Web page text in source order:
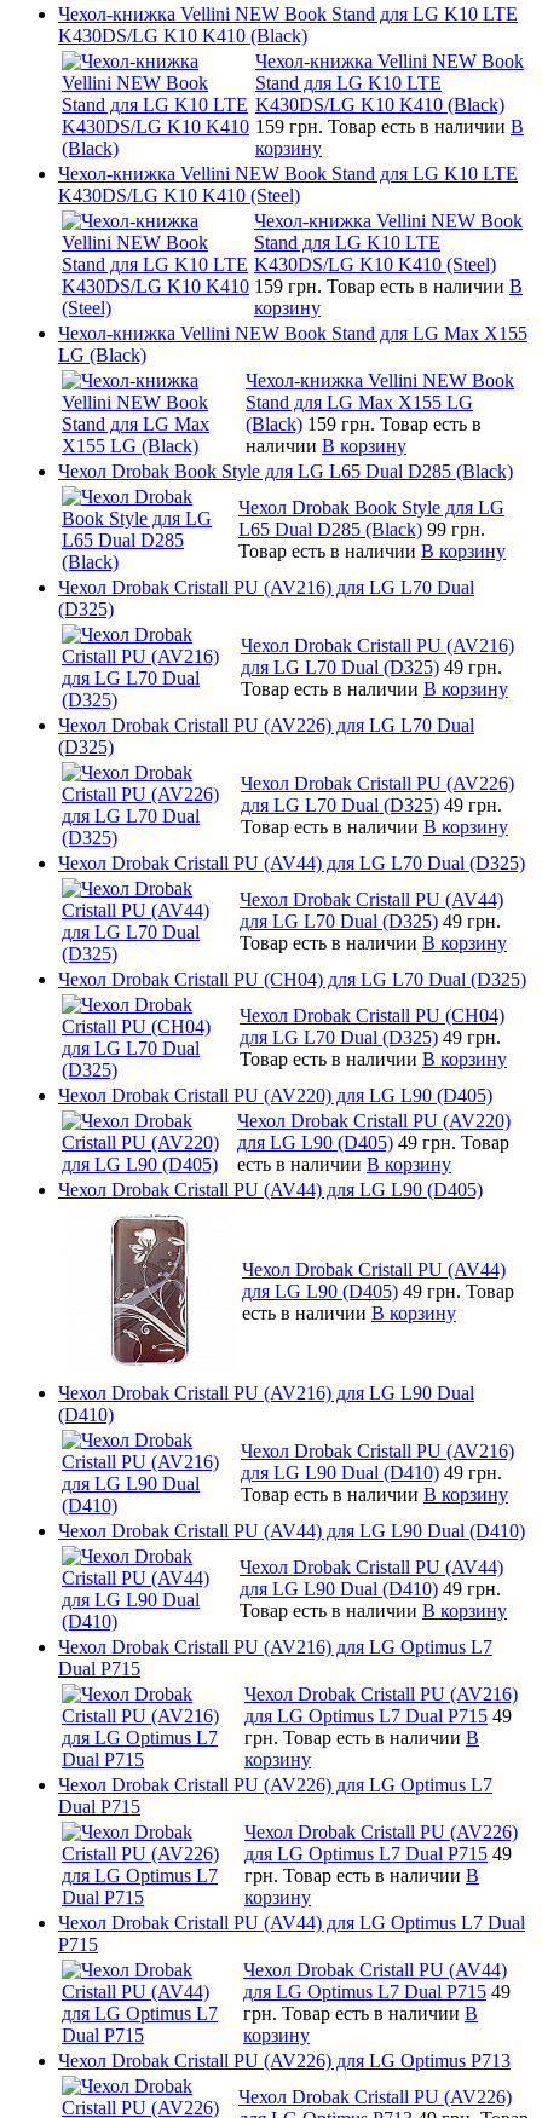
Чехол-книжка Vellini NEW Book Stand для LG K10 LTE
K430DS/LG K10 K410 (Black)
Чехол-книжка Vellini NEW Book
Stand для LG K10 LTE
K430DS/LG K10 K410 (Black)
159 грн. Товар есть в наличии В
корзину
Чехол-книжка Vellini NEW Book Stand для LG K10 LTE
K430DS/LG K10 K410 (Steel)
Чехол-книжка Vellini NEW Book
Stand для LG K10 LTE
K430DS/LG K10 K410 (Steel)
159 грн. Товар есть в наличии В
корзину
Чехол-книжка Vellini NEW Book Stand для LG Max X155
LG (Black)
Чехол-книжка Vellini NEW Book
Stand для LG Max X155 LG
(Black) 159 грн. Товар есть в
наличии В корзину
Чехол Drobak Book Style для LG L65 Dual D285 (Black)
Чехол Drobak Book Style для LG
L65 Dual D285 (Black) 99 грн.
Товар есть в наличии В корзину
Чехол Drobak Cristall PU (AV216) для LG L70 Dual
(D325)
Чехол Drobak Cristall PU (AV216)
для LG L70 Dual (D325) 49 грн.
Товар есть в наличии В корзину
Чехол Drobak Cristall PU (AV226) для LG L70 Dual
(D325)
Чехол Drobak Cristall PU (AV226)
для LG L70 Dual (D325) 49 грн.
Товар есть в наличии В корзину
Чехол Drobak Cristall PU (AV44) для LG L70 Dual (D325)
Чехол Drobak Cristall PU (AV44)
для LG L70 Dual (D325) 49 грн.
Товар есть в наличии В корзину
Чехол Drobak Cristall PU (CH04) для LG L70 Dual (D325)
Чехол Drobak Cristall PU (CH04)
для LG L70 Dual (D325) 49 грн.
Товар есть в наличии В корзину
Чехол Drobak Cristall PU (AV220) для LG L90 (D405)
Чехол Drobak Cristall PU (AV220)
для LG L90 (D405) 49 грн. Товар
есть в наличии В корзину
Чехол Drobak Cristall PU (AV44) для LG L90 (D405)
Чехол Drobak Cristall PU (AV44)
для LG L90 (D405) 49 грн. Товар
есть в наличии В корзину
Чехол Drobak Cristall PU (AV216) для LG L90 Dual
(D410)
Чехол Drobak Cristall PU (AV216)
для LG L90 Dual (D410) 49 грн.
Товар есть в наличии В корзину
Чехол Drobak Cristall PU (AV44) для LG L90 Dual (D410)
Чехол Drobak Cristall PU (AV44)
для LG L90 Dual (D410) 49 грн.
Товар есть в наличии В корзину
Чехол Drobak Cristall PU (AV216) для LG Optimus L7
Dual P715
Чехол Drobak Cristall PU (AV216)
для LG Optimus L7 Dual P715 49
грн. Товар есть в наличии В
корзину
Чехол Drobak Cristall PU (AV226) для LG Optimus L7
Dual P715
Чехол Drobak Cristall PU (AV226)
для LG Optimus L7 Dual P715 49
грн. Товар есть в наличии В
корзину
Чехол Drobak Cristall PU (AV44) для LG Optimus L7 Dual
P715
Чехол Drobak Cristall PU (AV44)
для LG Optimus L7 Dual P715 49
грн. Товар есть в наличии В
корзину
Чехол Drobak Cristall PU (AV226) для LG Optimus P713
Чехол Drobak Cristall PU (AV226)